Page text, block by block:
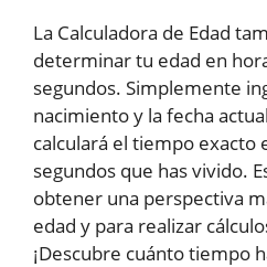
La Calculadora de Edad
determinar tu edad en
segundos. Simplemente
nacimiento y la fecha
calculará el tiempo exacto
segundos que has vivido.
obtener una perspectiva
edad y para realizar
¡Descubre cuánto tiempo